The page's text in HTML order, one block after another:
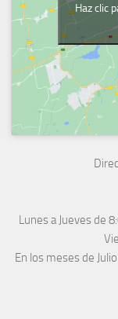
Haz clic
Lunes a Jueves de
En los meses de